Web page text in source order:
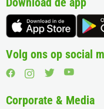
Volg ons op social
Corporate & Media